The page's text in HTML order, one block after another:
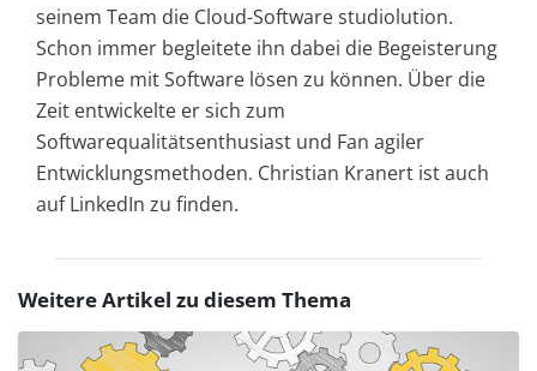
seinem Team die Cloud-Software studiolution.
Schon immer begleitete ihn dabei die Begeisterung
Probleme mit Software lösen zu können. Über die
Zeit entwickelte er sich zum
Softwarequalitätsenthusiast und Fan agiler
Entwicklungsmethoden. Christian Kranert ist auch
auf LinkedIn zu finden.
Weitere Artikel zu diesem Thema